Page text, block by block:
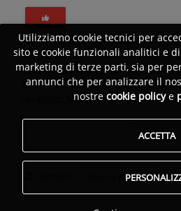
Alena Dancheva, Corale
Marco Mosca,Rosanna Roagna ,
Giovan Battista Fergusio,
Graziolino,Bruno Pestarino,
Fergusio: Mottetti e dialogi
Musica Barocca
Utilizziamo cookie tecnici per
sito e cookie funzionali analitici e
marketing di terze parti, sia per
annunci che per analizzare il
nostre cookie policye
ACCETTA